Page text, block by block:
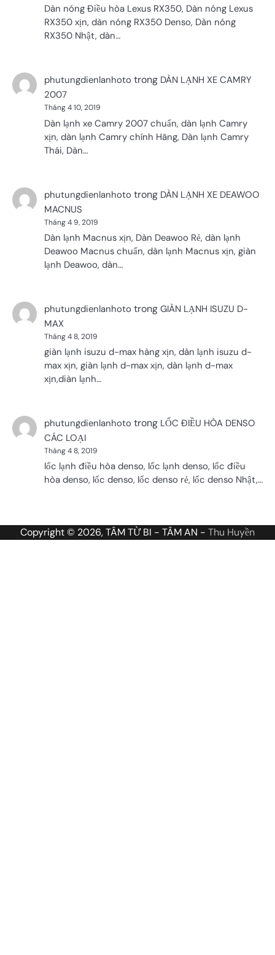
Dàn nóng Điều hòa Lexus RX350, Dàn nóng Lexus
RX350 xịn, dàn nóng RX350 Denso, Dàn nóng
RX350 Nhật, dàn…
phutungdienlanhoto trong DÀN LẠNH XE CAMRY
2007
Tháng 4 10, 2019
Dàn lạnh xe Camry 2007 chuẩn, dàn lạnh Camry
xịn, dàn lạnh Camry chính Hãng, Dàn lạnh Camry
Thái, Dàn…
phutungdienlanhoto trong DÀN LẠNH XE DEAWOO
MACNUS
Tháng 4 9, 2019
Dàn lạnh Macnus xịn, Dàn Deawoo Rẻ, dàn lạnh
Deawoo Macnus chuẩn, dàn lạnh Macnus xịn, giàn
lạnh Deawoo, dàn…
phutungdienlanhoto trong GIÀN LẠNH ISUZU D-
MAX
Tháng 4 8, 2019
giàn lạnh isuzu d-max hàng xịn, dàn lạnh isuzu d-
max xịn, giàn lạnh d-max xịn, dàn lạnh d-max
xịn,diàn lạnh…
phutungdienlanhoto trong LỐC ĐIỀU HÒA DENSO
CÁC LOẠI
Tháng 4 8, 2019
lốc lạnh điều hòa denso, lốc lạnh denso, lốc điều
hòa denso, lốc denso, lốc denso rẻ, lốc denso Nhật,…
Copyright © 2026, TÂM TỪ BI - TÂM AN - Thu Huyền